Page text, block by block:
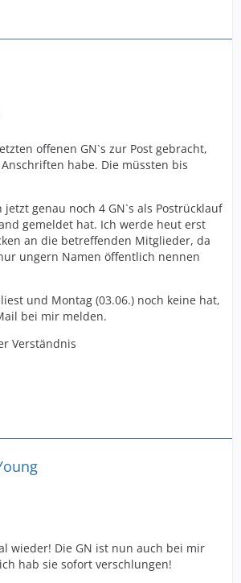
offenen GN`s zur Post gebracht,
habe. Die müssten bis
genau noch 4 GN`s als Postrücklauf
gemeldet hat. Ich werde heut erst
an die betreffenden Mitglieder, da
ungern Namen öffentlich nennen
und Montag (03.06.) noch keine hat,
bei mir melden.
Verständnis
wieder! Die GN ist nun auch bei mir
hab sie sofort verschlungen!